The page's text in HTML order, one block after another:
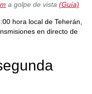
a golpe de vista (Guía)
hora local de Teherán,
en directo de